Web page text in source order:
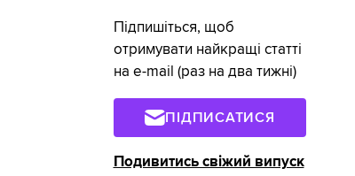
Підпишіться, щоб
отримувати найкращі статті
на e-mail (раз на два тижні)
ПІДПИСАТИСЯ
Подивитись свіжий випуск